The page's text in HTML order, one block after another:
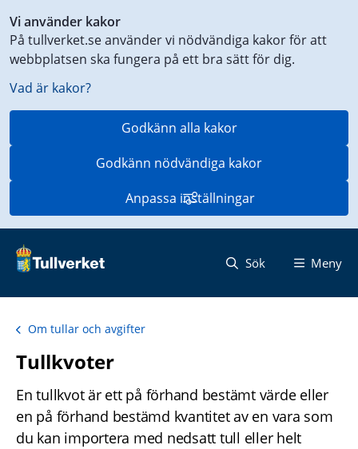
Vi använder kakor
På tullverket.se använder vi nödvändiga kakor för att
webbplatsen ska fungera på ett bra sätt för dig.
Vad är kakor?
Godkänn alla kakor
Godkänn nödvändiga kakor
Anpassa inställningar
till
innehåll
på
aktuell
Sök Meny
Om tullar och avgifter
Tullkvoter
En tullkvot är ett på förhand bestämt värde eller
en på förhand bestämd kvantitet av en vara som
du kan importera med nedsatt tull eller helt